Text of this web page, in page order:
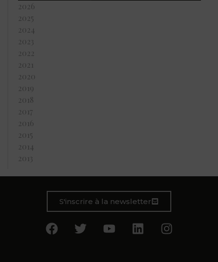
2026
2025
2024
2023
2022
2021
2020
2019
2018
2017
2016
2015
2014
2013
S'inscrire à la newsletter